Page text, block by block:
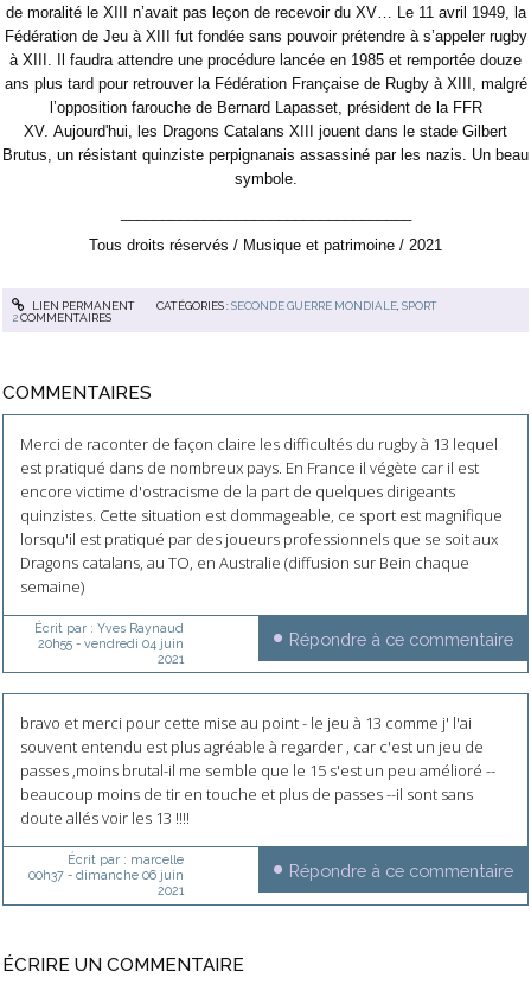
de moralité le XIII n’avait pas leçon de recevoir du XV… Le 11 avril 1949, la
Fédération de Jeu à XIII fut fondée sans pouvoir prétendre à s’appeler rugby
à XIII. Il faudra attendre une procédure lancée en 1985 et remportée douze
ans plus tard pour retrouver la Fédération Française de Rugby à XIII, malgré
l’opposition farouche de Bernard Lapasset, président de la FFR
XV. Aujourd'hui, les Dragons Catalans XIII jouent dans le stade Gilbert
Brutus, un résistant quinziste perpignanais assassiné par les nazis. Un beau
symbole.
Tous droits réservés / Musique et patrimoine / 2021
LIEN PERMANENT CATÉGORIES :SECONDE GUERRE MONDIALE, SPORT
2COMMENTAIRES
COMMENTAIRES
Merci de raconter de façon claire les difficultés du rugby à 13 lequel
est pratiqué dans de nombreux pays. En France il végète car il est
encore victime d'ostracisme de la part de quelques dirigeants
quinzistes. Cette situation est dommageable, ce sport est magnifique
lorsqu'il est pratiqué par des joueurs professionnels que se soit aux
Dragons catalans, au TO, en Australie (diffusion sur Bein chaque
semaine)
Écrit par : Yves Raynaud
20h55- vendredi 04 juin
2021
Répondre à ce commentaire
bravo et merci pour cette mise au point - le jeu à 13 comme j' l'ai
souvent entendu est plus agréable à regarder , car c'est un jeu de
passes ,moins brutal-il me semble que le 15 s'est un peu amélioré --
beaucoup moins de tir en touche et plus de passes --il sont sans
doute allés voir les 13 !!!!
Écrit par : marcelle
00h37- dimanche 06 juin
2021
Répondre à ce commentaire
ÉCRIRE UN COMMENTAIRE